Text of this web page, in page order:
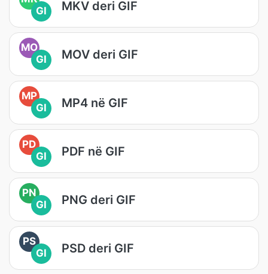
GI
MKV deri GIF
MO
GI
MOV deri GIF
MP
GI
MP4 në GIF
PD
GI
PDF në GIF
PN
GI
PNG deri GIF
PS
GI
PSD deri GIF